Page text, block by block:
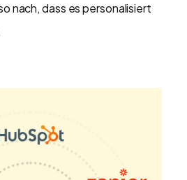
nach, dass es personalisiert